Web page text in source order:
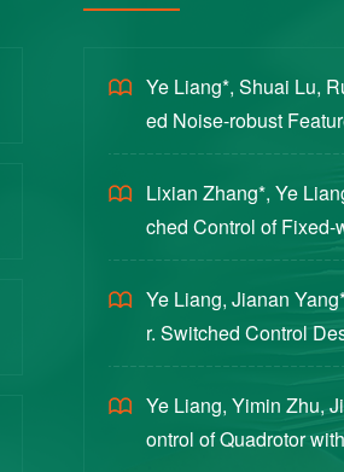
Ye Liang*, Shuai Lu,
ed Noise-robust
cience China
Lixian Zhang*, Ye
ched Control of Fixed-
yloads [J]. Journal of
Ye Liang, Jianan
r. Switched Control
ex Intermittent
Ye Liang, Yimin Zhu,
ontrol of Quadrotor